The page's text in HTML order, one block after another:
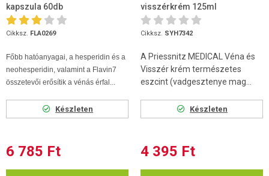
kapszula 60db
Cikksz. FLA0269
Főbb hatóanyagai, a hesperidin és a
neohesperidin, valamint a Flavin7
összetevői erősítik a vénás érfal...
Készleten
6 785 Ft
visszérkrém 125ml
Cikksz. SYH7342
A Priessnitz MEDICAL Véna és
Visszér krém természetes
eszcint (vadgesztenye mag...
Készleten
4 395 Ft